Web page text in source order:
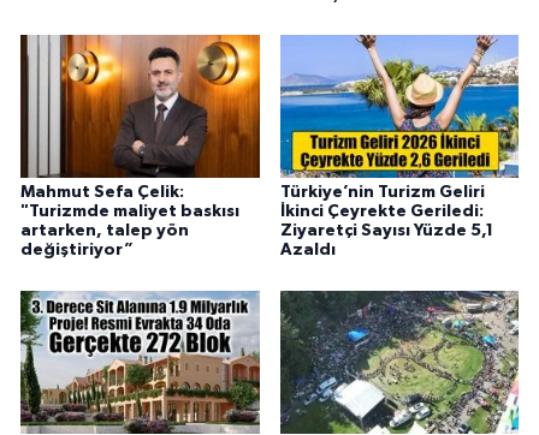
Mahmut Sefa Çelik:
"Turizmde maliyet baskısı
artarken, talep yön
değiştiriyor”
Türkiye’nin Turizm Geliri
İkinci Çeyrekte Geriledi:
Ziyaretçi Sayısı Yüzde 5,1
Azaldı